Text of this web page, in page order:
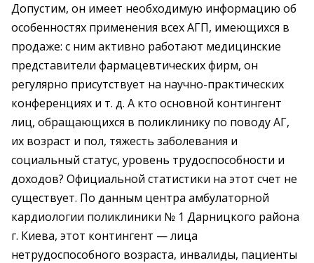
Допустим, он имеет необходимую информацию об
особенностях применения всех АГП, имеющихся в
продаже: с ним активно работают медицинские
представители фармацевтических фирм, он
регулярно присутствует на научно-практических
конференциях и т. д. А кто основной контингент
лиц, обращающихся в поликлинику по поводу АГ,
их возраст и пол, тяжесть заболевания и
социальный статус, уровень трудоспособности и
доходов? Официальной статистики на этот счет не
существует. По данным центра амбулаторной
кардиологии поликлиники № 1 Дарницкого района
г. Киева, этот контингент — лица
нетрудоспособного возраста, инвалиды, пациенты